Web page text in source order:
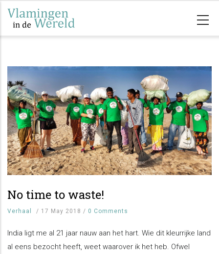
Overslaan
naar
gaan
No time to waste!
Verhaal / 17 May 2018 / 0 Comments
India ligt me al 21 jaar nauw aan het hart. Wie dit kleurrijke land
al eens bezocht heeft, weet waarover ik het heb. Ofwel